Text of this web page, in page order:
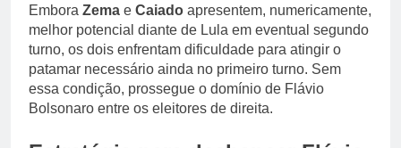
Embora Zema e Caiado apresentem, numericamente,
melhor potencial diante de Lula em eventual segundo
turno, os dois enfrentam dificuldade para atingir o
patamar necessário ainda no primeiro turno. Sem
essa condição, prossegue o domínio de Flávio
Bolsonaro entre os eleitores de direita.